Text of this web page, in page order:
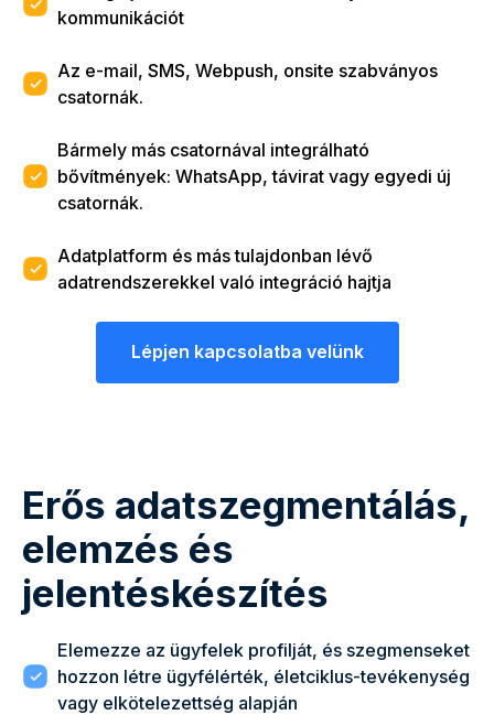
kommunikációt
Az e-mail, SMS, Webpush, onsite szabványos
csatornák.
Bármely más csatornával integrálható
bővítmények: WhatsApp, távirat vagy egyedi új
csatornák.
Adatplatform és más tulajdonban lévő
adatrendszerekkel való integráció hajtja
Lépjen kapcsolatba velünk
Erős adatszegmentálás,
elemzés és
jelentéskészítés
Elemezze az ügyfelek profilját, és szegmenseket
hozzon létre ügyfélérték, életciklus-tevékenység
vagy elkötelezettség alapján